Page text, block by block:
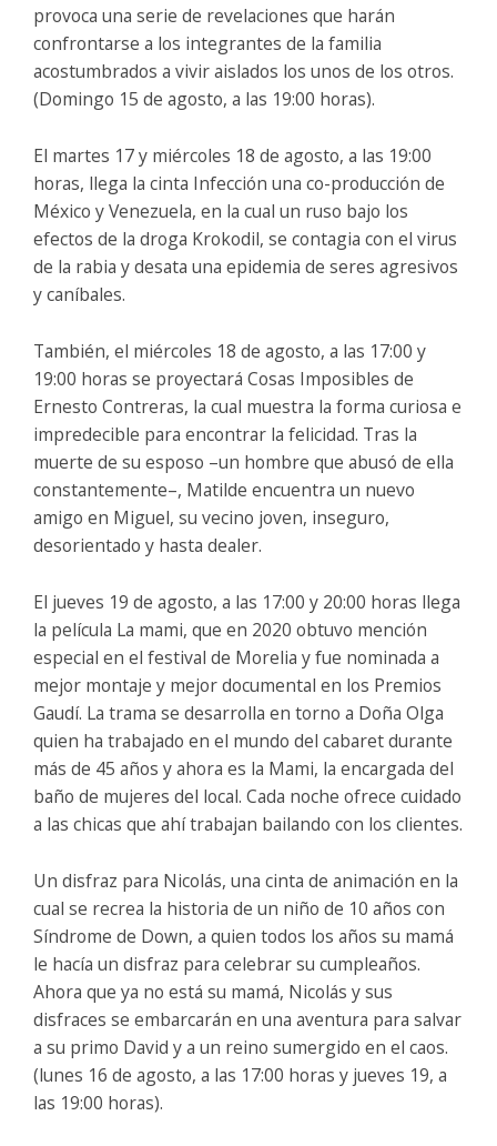
provoca una serie de revelaciones que harán
confrontarse a los integrantes de la familia
acostumbrados a vivir aislados los unos de los otros.
(Domingo 15 de agosto, a las 19:00 horas).
El martes 17 y miércoles 18 de agosto, a las 19:00
horas, llega la cinta Infección una co-producción de
México y Venezuela, en la cual un ruso bajo los
efectos de la droga Krokodil, se contagia con el virus
de la rabia y desata una epidemia de seres agresivos
y caníbales.
También, el miércoles 18 de agosto, a las 17:00 y
19:00 horas se proyectará Cosas Imposibles de
Ernesto Contreras, la cual muestra la forma curiosa e
impredecible para encontrar la felicidad. Tras la
muerte de su esposo –un hombre que abusó de ella
constantemente–, Matilde encuentra un nuevo
amigo en Miguel, su vecino joven, inseguro,
desorientado y hasta dealer.
El jueves 19 de agosto, a las 17:00 y 20:00 horas llega
la película La mami, que en 2020 obtuvo mención
especial en el festival de Morelia y fue nominada a
mejor montaje y mejor documental en los Premios
Gaudí. La trama se desarrolla en torno a Doña Olga
quien ha trabajado en el mundo del cabaret durante
más de 45 años y ahora es la Mami, la encargada del
baño de mujeres del local. Cada noche ofrece cuidado
a las chicas que ahí trabajan bailando con los clientes.
Un disfraz para Nicolás, una cinta de animación en la
cual se recrea la historia de un niño de 10 años con
Síndrome de Down, a quien todos los años su mamá
le hacía un disfraz para celebrar su cumpleaños.
Ahora que ya no está su mamá, Nicolás y sus
disfraces se embarcarán en una aventura para salvar
a su primo David y a un reino sumergido en el caos.
(lunes 16 de agosto, a las 17:00 horas y jueves 19, a
las 19:00 horas).